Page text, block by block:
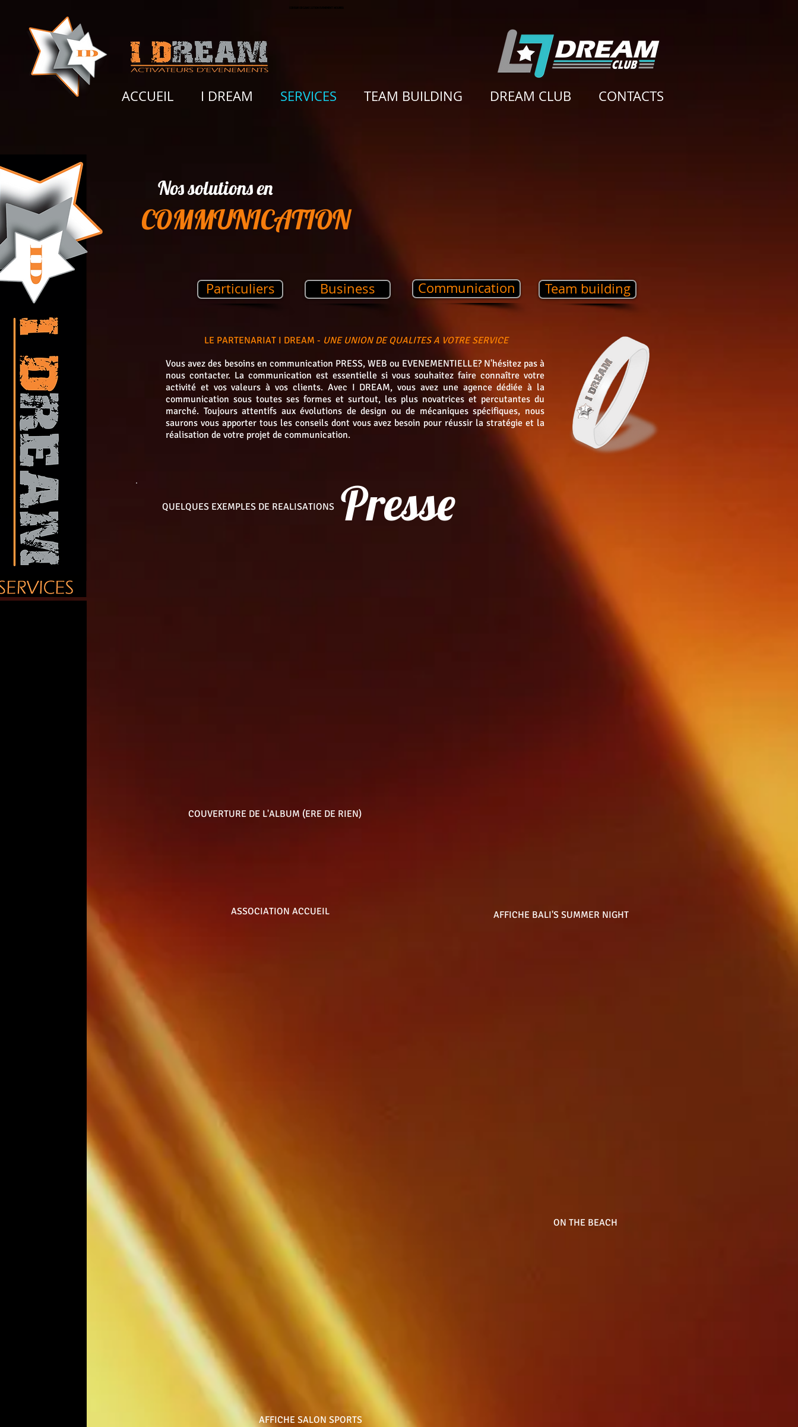
ACCUEIL I DREAM SERVICES TEAM BUILDING DREAM CLUB CONTACTS
Nos solutions en
COMMUNICATION
Particuliers Business Communication Team building
Vous avez des besoins en communication PRESS, WEB ou EVENEMENTIELLE? N'hésitez pas à
nous contacter. La communication est essentielle si vous souhaitez faire connaître votre
activité et vos valeurs à vos clients. Avec I DREAM, vous avez une agence dédiée à la
communication sous toutes ses formes et surtout, les plus novatrices et percutantes du
marché. Toujours attentifs aux évolutions de design ou de mécaniques spécifiques, nous
saurons vous apporter tous les conseils dont vous avez besoin pour réussir la stratégie et la
réalisation de votre projet de communication.
LE PARTENARIAT I DREAM - UNE UNION DE QUALITES A VOTRE SERVICE
Presse
QUELQUES EXEMPLES DE REALISATIONS
COUVERTURE DE L'ALBUM (ERE DE RIEN)
ASSOCIATION ACCUEIL AFFICHE BALI'S SUMMER NIGHT
AFFICHE SALON SPORTS
ON THE BEACH